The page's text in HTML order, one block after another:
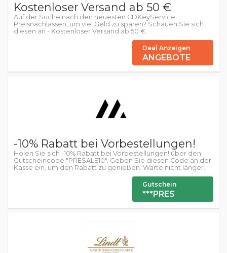
Kostenloser Versand ab 50 €
Auf der Suche nach den neuesten CDKeyService
Preisnachlässen, um viel Geld zu sparen? Schauen Sie sich
diesen an - Kostenloser Versand ab 50 €.
Deal Anzeigen
ANGEBOTE
-10% Rabatt bei Vorbestellungen!
Holen Sie sich -10% Rabatt bei Vorbestellungen! über den
Gutscheincode "PRESALE10". Geben Sie diesen Code an der
Kasse ein, um den Rabatt zu genießen. Warte nicht länger.
Gutschein
***PRES